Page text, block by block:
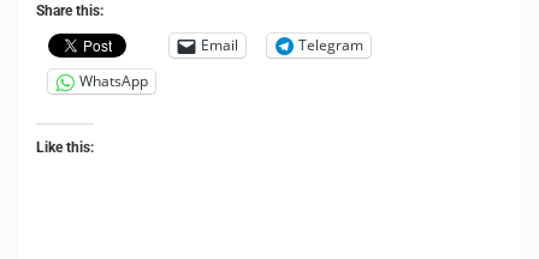
Share this:
Email
Telegram
WhatsApp
Like this: